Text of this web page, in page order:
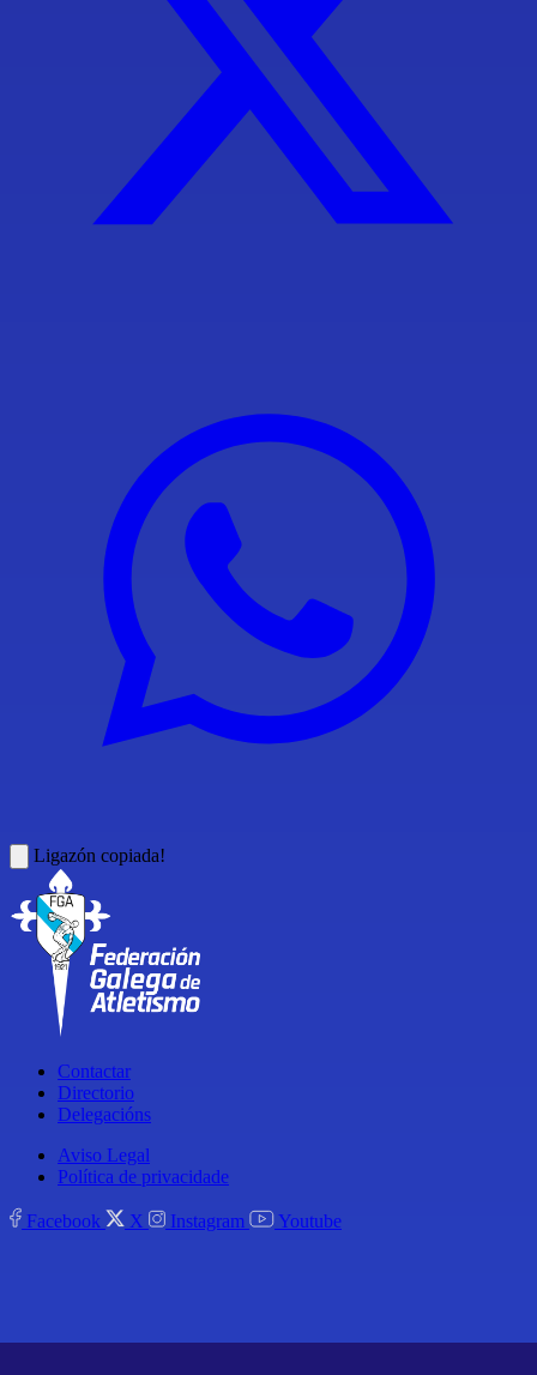
Ligazón copiada!
Contactar
Directorio
Delegacións
Aviso Legal
Política de privacidade
Facebook X Instagram Youtube